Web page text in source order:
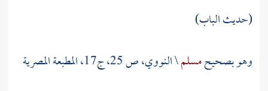
(حديث الباب)
وهو بصحيحمسلم\النووي،ص 25، ج17، المطبعة المصرية